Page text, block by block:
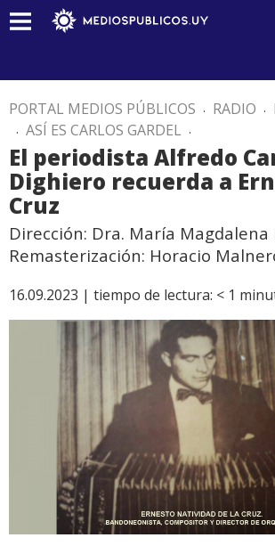
PORTAL MEDIOS PÚBLICOS . RADIO .
. ASÍ ES CARLOS GARDEL .
El periodista Alfredo
Dighiero recuerda a
Cruz
Dirección: Dra. María
Remasterización: Horacio
16.09.2023 | tiempo de lectura: < 1